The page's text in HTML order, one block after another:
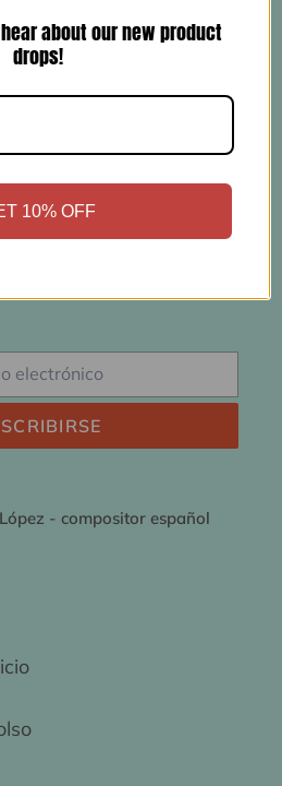
- compositor español
about our new product
drops!
10% OFF